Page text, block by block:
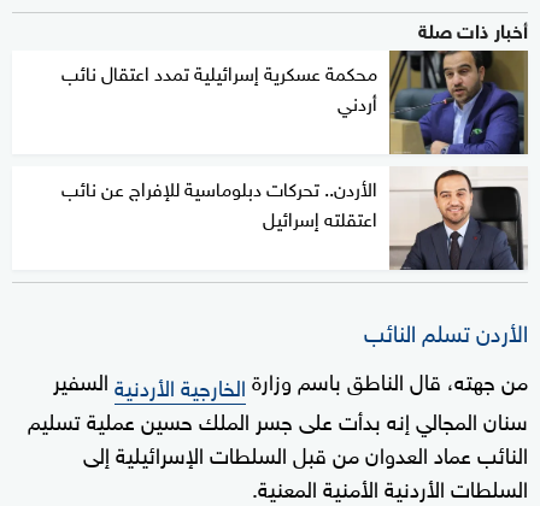
أخبار ذات صلة
محكمة عسكرية إسرائيلية تمدد اعتقال نائب
أردني
الأردن.. تحركات دبلوماسية للإفراج عن نائب
اعتقلته إسرائيل
الأردن تسلم النائب
من جهته، قال الناطق باسم وزارةالخارجية الأردنيةالسفير
سنان المجالي إنه بدأت على جسر الملك حسين عملية تسليم
النائب عماد العدوان من قبل السلطات الإسرائيلية إلى
السلطات الأردنية الأمنية المعنية.